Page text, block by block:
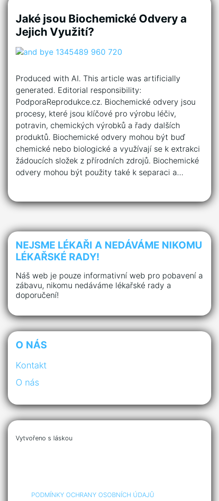
Jaké jsou Biochemické Odvery a
Jejich Využití?
Produced with AI. This article was artificially
generated. Editorial responsibility:
PodporaReprodukce.cz. Biochemické odvery jsou
procesy, které jsou klíčové pro výrobu léčiv,
potravin, chemických výrobků a řady dalších
produktů. Biochemické odvery mohou být buď
chemické nebo biologické a využívají se k extrakci
žádoucích složek z přírodních zdrojů. Biochemické
odvery mohou být použity také k separaci a…
NEJSME LÉKAŘI A NEDÁVÁME NIKOMU
LÉKAŘSKÉ RADY!
Náš web je pouze informativní web pro pobavení a
zábavu, nikomu nedáváme lékařské rady a
doporučení!
O NÁS
Kontakt
O nás
Vytvořeno s láskou
PODMÍNKY OCHRANY OSOBNÍCH ÚDAJŮ